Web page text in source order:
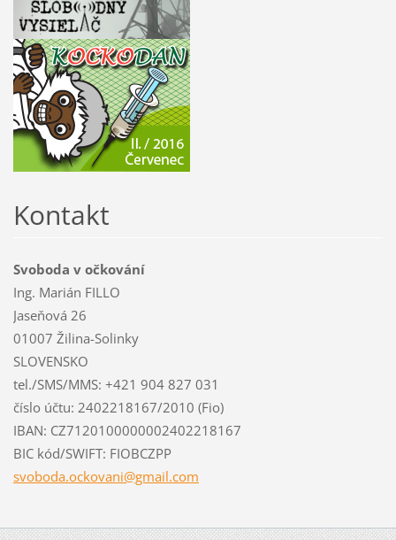
Kontakt
Svoboda v očkování
Ing. Marián FILLO
Jaseňová 26
01007 Žilina-Solinky
SLOVENSKO
tel./SMS/MMS: +421 904 827 031
číslo účtu: 2402218167/2010 (Fio)
IBAN: CZ7120100000002402218167
BIC kód/SWIFT: FIOBCZPP
svoboda.ockovani@gmail.com